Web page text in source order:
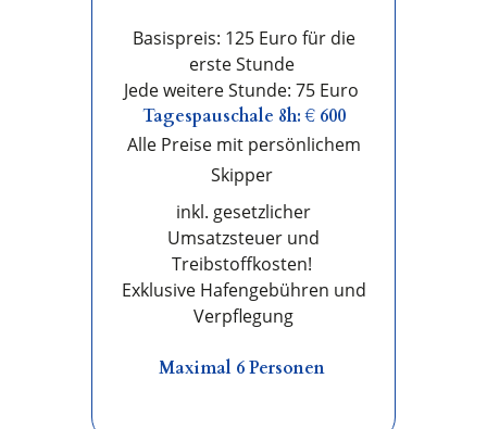
Basispreis: 125 Euro für die
erste Stunde
Jede weitere Stunde: 75 Euro
Tagespauschale 8h: € 600
Alle Preise mit persönlichem
Skipper
inkl. gesetzlicher
Umsatzsteuer und
Treibstoffkosten!
Exklusive Hafengebühren und
Verpflegung
Maximal 6 Personen